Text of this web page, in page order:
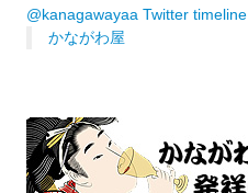
@kanagawayaa Twitter timeline
かながわ屋